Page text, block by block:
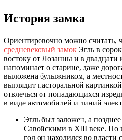
История замка
Ориентировочно можно считать,
средневековый замок Эгль в
востоку от Лозанны и в двадцати
напоминает о старине, даже
выложена булыжником, а
выглядит пасторальной
отвлечься от попадающихся
в виде автомобилей и линий
Эгль был заложен, а
Савойскими в XIII веке. По
год он находился во власти